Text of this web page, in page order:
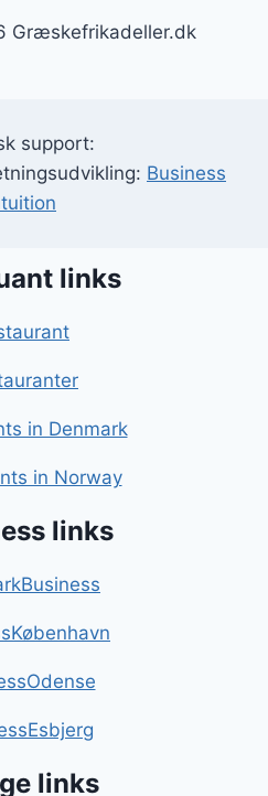
Græskefrikadeller.dk
support:
Business
links
in Denmark
in Norway
links
links